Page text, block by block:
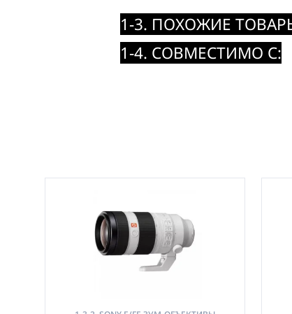
1-3. ПОХОЖИЕ
1-4. СОВМЕСТИМО С: